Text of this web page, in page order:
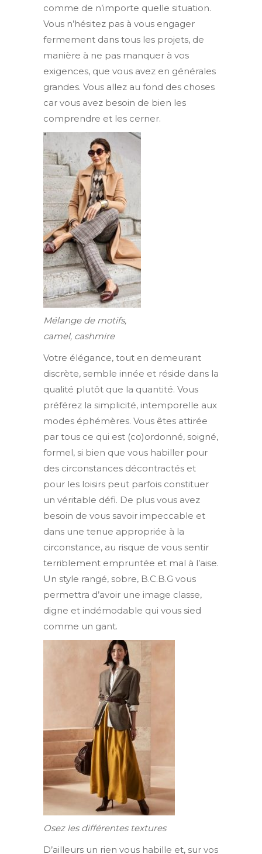
comme de n’importe quelle situation.
Vous n’hésitez pas à vous engager
fermement dans tous les projets, de
manière à ne pas manquer à vos
exigences, que vous avez en générales
grandes. Vous allez au fond des choses
car vous avez besoin de bien les
comprendre et les cerner.
Mélange de motifs,
camel, cashmire
Votre élégance, tout en demeurant
discrète, semble innée et réside dans la
qualité plutôt que la quantité. Vous
préférez la simplicité, intemporelle aux
modes éphémères. Vous êtes attirée
par tous ce qui est (co)ordonné, soigné,
formel, si bien que vous habiller pour
des circonstances décontractés et
pour les loisirs peut parfois constituer
un véritable défi. De plus vous avez
besoin de vous savoir impeccable et
dans une tenue appropriée à la
circonstance, au risque de vous sentir
terriblement empruntée et mal à l’aise.
Un style rangé, sobre, B.C.B.G vous
permettra d’avoir une image classe,
digne et indémodable qui vous sied
comme un gant.
Osez les différentes textures
D’ailleurs un rien vous habille et, sur vos